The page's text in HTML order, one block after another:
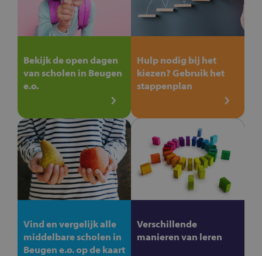
Bekijk de open dagen
van scholen in Beugen
e.o.
Hulp nodig bij het
kiezen? Gebruik het
stappenplan
Vind en vergelijk alle
middelbare scholen in
Beugen e.o. op de kaart
Verschillende
manieren van leren